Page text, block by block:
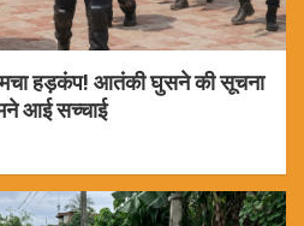
हड़कंप! आतंकी घुसने की सूचना
आई सच्चाई